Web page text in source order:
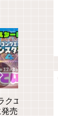
クエモンスター
売決定！登場